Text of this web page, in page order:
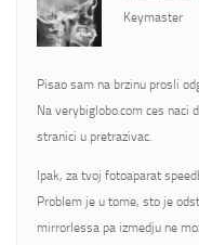
Keymaster
Pisao sam na brzinu prosli
Na verybiglobo.com ces naci
stranici u pretrazivac.
Ipak, za tvoj fotoaparat
Problem je u tome, sto je
mirrorlessa pa izmedju ne